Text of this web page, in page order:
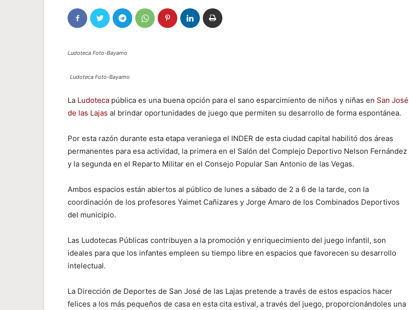
Ludoteca Foto-Bayamo
Ludoteca Foto-Bayamo
La Ludoteca pública es una buena opción para el sano esparcimiento de niños y niñas en San José
de las Lajas al brindar oportunidades de juego que permiten su desarrollo de forma espontánea.
Por esta razón durante esta etapa veraniega el INDER de esta ciudad capital habilitó dos áreas
permanentes para esa actividad, la primera en el Salón del Complejo Deportivo Nelson Fernández
y la segunda en el Reparto Militar en el Consejo Popular San Antonio de las Vegas.
Ambos espacios están abiertos al público de lunes a sábado de 2 a 6 de la tarde, con la
coordinación de los profesores Yaimet Cañizares y Jorge Amaro de los Combinados Deportivos
del municipio.
Las Ludotecas Públicas contribuyen a la promoción y enriquecimiento del juego infantil, son
ideales para que los infantes empleen su tiempo libre en espacios que favorecen su desarrollo
intelectual.
La Dirección de Deportes de San José de las Lajas pretende a través de estos espacios hacer
felices a los más pequeños de casa en esta cita estival, a través del juego, proporcionándoles una